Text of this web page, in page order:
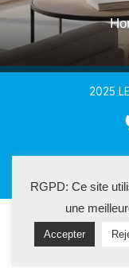
2025
RGPD: Ce site
une
Accepter